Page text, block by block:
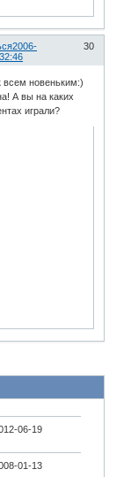
30
2006-
всем новеньким:)
А вы на каких
играли?
06-19
01-13